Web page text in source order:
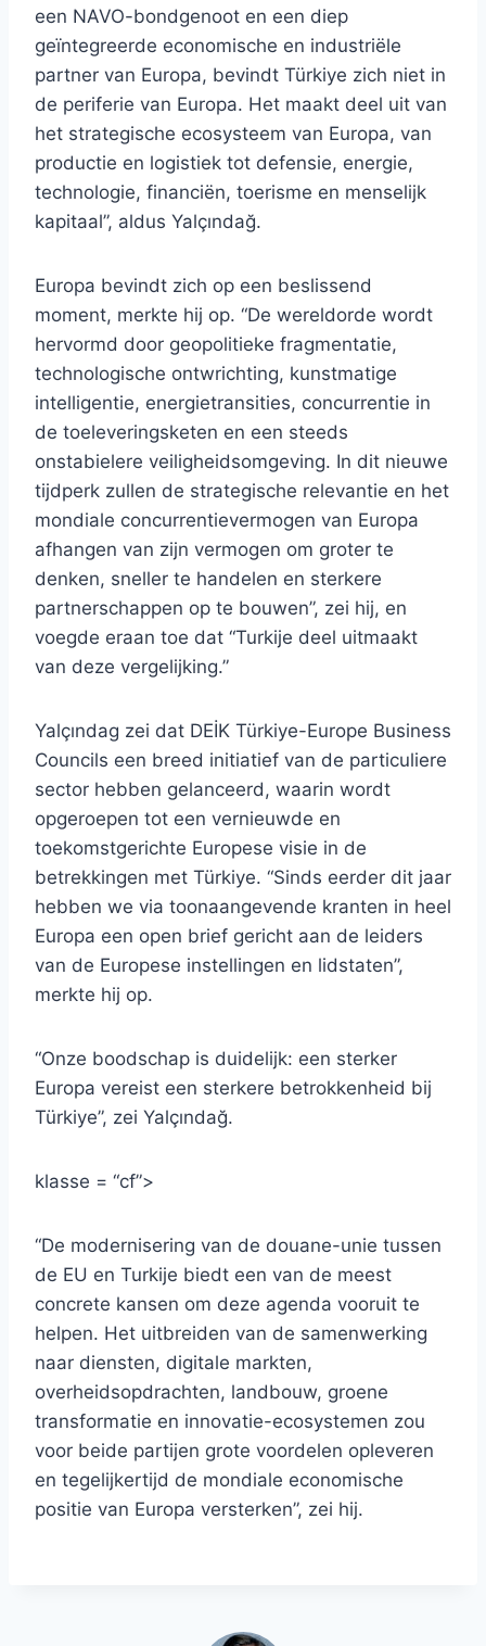
een NAVO-bondgenoot en een diep
geïntegreerde economische en industriële
partner van Europa, bevindt Türkiye zich niet in
de periferie van Europa. Het maakt deel uit van
het strategische ecosysteem van Europa, van
productie en logistiek tot defensie, energie,
technologie, financiën, toerisme en menselijk
kapitaal”, aldus Yalçındağ.
Europa bevindt zich op een beslissend
moment, merkte hij op. “De wereldorde wordt
hervormd door geopolitieke fragmentatie,
technologische ontwrichting, kunstmatige
intelligentie, energietransities, concurrentie in
de toeleveringsketen en een steeds
onstabielere veiligheidsomgeving. In dit nieuwe
tijdperk zullen de strategische relevantie en het
mondiale concurrentievermogen van Europa
afhangen van zijn vermogen om groter te
denken, sneller te handelen en sterkere
partnerschappen op te bouwen”, zei hij, en
voegde eraan toe dat “Turkije deel uitmaakt
van deze vergelijking.”
Yalçındag zei dat DEİK Türkiye-Europe Business
Councils een breed initiatief van de particuliere
sector hebben gelanceerd, waarin wordt
opgeroepen tot een vernieuwde en
toekomstgerichte Europese visie in de
betrekkingen met Türkiye. “Sinds eerder dit jaar
hebben we via toonaangevende kranten in heel
Europa een open brief gericht aan de leiders
van de Europese instellingen en lidstaten”,
merkte hij op.
“Onze boodschap is duidelijk: een sterker
Europa vereist een sterkere betrokkenheid bij
Türkiye”, zei Yalçındağ.
klasse = “cf”>
“De modernisering van de douane-unie tussen
de EU en Turkije biedt een van de meest
concrete kansen om deze agenda vooruit te
helpen. Het uitbreiden van de samenwerking
naar diensten, digitale markten,
overheidsopdrachten, landbouw, groene
transformatie en innovatie-ecosystemen zou
voor beide partijen grote voordelen opleveren
en tegelijkertijd de mondiale economische
positie van Europa versterken”, zei hij.